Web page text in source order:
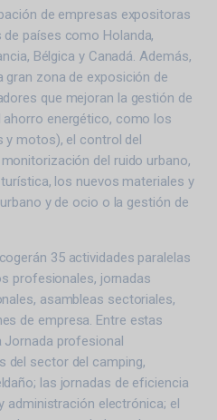
de empresas expositoras
países como Holanda,
Bélgica y Canadá. Además,
zona de exposición de
que mejoran la gestión de
ahorro energético, como los
motos), el control del
del ruido urbano,
los nuevos materiales y
y de ocio o la gestión de
35 actividades paralelas
profesionales, jornadas
asambleas sectoriales,
de empresa. Entre estas
Jornada profesional
del sector del camping,
las jornadas de eficiencia
administración electrónica; el